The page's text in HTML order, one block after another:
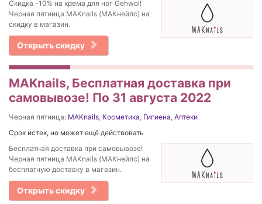
Скидка -10% на крема для ног Gehwol!
Черная пятница MAKnails (МАКнейлс) на
скидку в магазин.
Открыть скидку
MAKnails, Бесплатная доставка при
самовывозе! По 31 августа 2022
Черная пятница: MAKnails Косметика Гигиена Аптеки
Срок истек, но может ещё действовать
Бесплатная доставка при самовывозе!
Черная пятница MAKnails (МАКнейлс) на
бесплатную доставку в магазин.
Открыть скидку